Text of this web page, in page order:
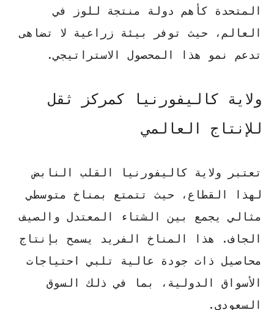
المتحدة كأهم دولة منتجة للوز
في
العالم، حيث توفر بيئة زراعية لا تضاهى
تدعم نمو هذا المحصول الاستراتيجي.
ولاية كاليفورنيا كمركز ثقل
للإنتاج العالمي
تعتبر ولاية كاليفورنيا القلب النابض
لهذا القطاع، حيث تتمتع بمناخ متوسطي
مثالي يجمع بين الشتاء المعتدل والصيف
الجاف. هذا المناخ الفريد يسمح بإنتاج
محاصيل ذات جودة عالية تلبي احتياجات
الأسواق الدولية، بما في ذلك السوق
السعودي.